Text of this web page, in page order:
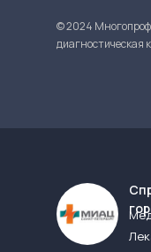
© 2024
диагностическая